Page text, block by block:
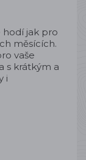
hodí jak pro
měsících.
vaše
s krátkým a
i